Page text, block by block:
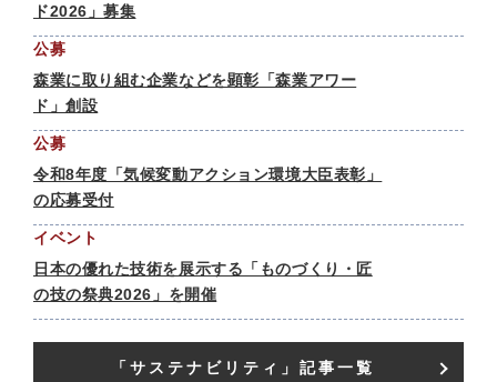
ド2026」募集
公募
森業に取り組む企業などを顕彰「森業アワー
ド」創設
公募
令和8年度「気候変動アクション環境大臣表彰」
の応募受付
イベント
日本の優れた技術を展示する「ものづくり・匠
の技の祭典2026」を開催
「サステナビリティ」記事一覧